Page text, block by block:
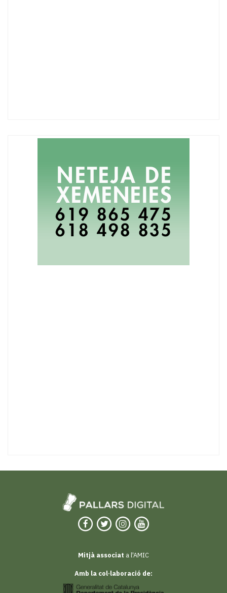
Mitjà associat a l'AMIC
Amb la col·laboració de: